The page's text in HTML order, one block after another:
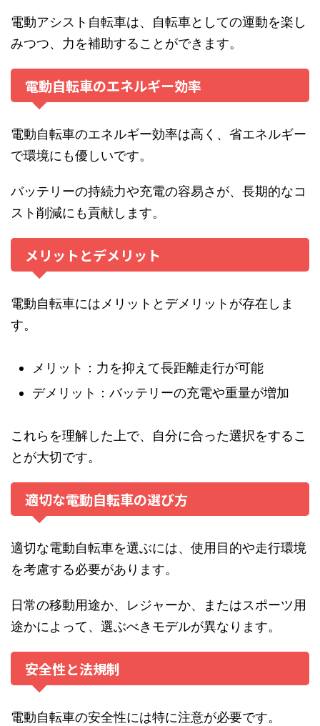
電動アシスト自転車は、自転車としての運動を楽し
みつつ、力を補助することができます。
電動自転車のエネルギー効率
電動自転車のエネルギー効率は高く、省エネルギー
で環境にも優しいです。
バッテリーの持続力や充電の容易さが、長期的なコ
スト削減にも貢献します。
メリットとデメリット
電動自転車にはメリットとデメリットが存在しま
す。
メリット：力を抑えて長距離走行が可能
デメリット：バッテリーの充電や重量が増加
これらを理解した上で、自分に合った選択をするこ
とが大切です。
適切な電動自転車の選び方
適切な電動自転車を選ぶには、使用目的や走行環境
を考慮する必要があります。
日常の移動用途か、レジャーか、またはスポーツ用
途かによって、選ぶべきモデルが異なります。
安全性と法規制
電動自転車の安全性には特に注意が必要です。